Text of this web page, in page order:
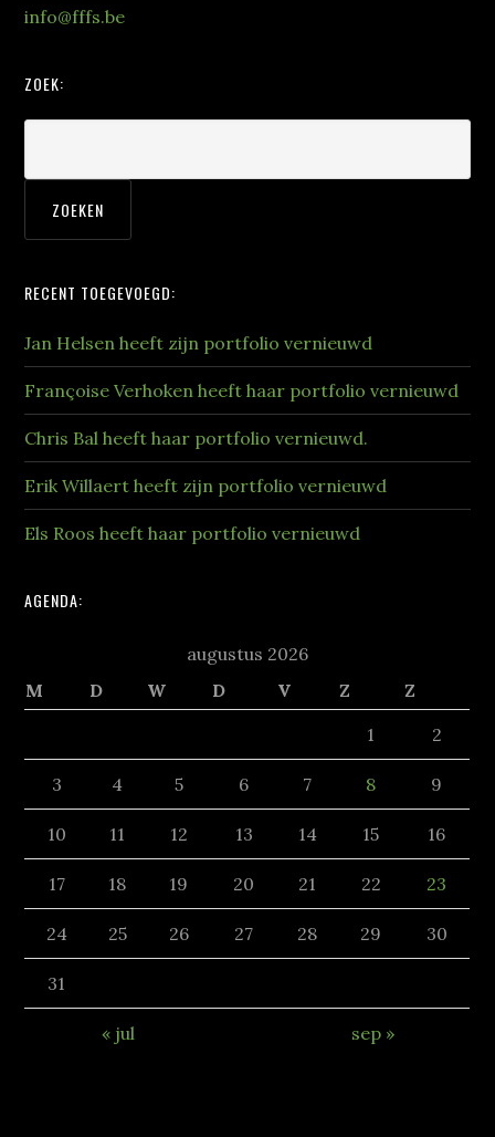
info@fffs.be
ZOEK:
RECENT TOEGEVOEGD:
Jan Helsen heeft zijn portfolio vernieuwd
Françoise Verhoken heeft haar portfolio vernieuwd
Chris Bal heeft haar portfolio vernieuwd.
Erik Willaert heeft zijn portfolio vernieuwd
Els Roos heeft haar portfolio vernieuwd
AGENDA:
augustus 2026
M
D W D V Z
Z
1
2
3 4 5 6 7 8 9
10 11 12 13 14 15 16
17 18 19 20 21 22 23
24 25 26 27 28 29 30
31
« jul sep »